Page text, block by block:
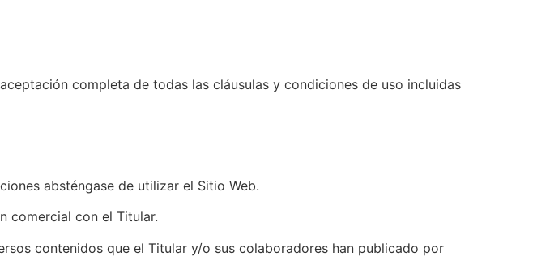
completa de todas las cláusulas y condiciones de uso incluidas
absténgase de utilizar el Sitio Web.
comercial con el Titular.
contenidos que el Titular y/o sus colaboradores han publicado por